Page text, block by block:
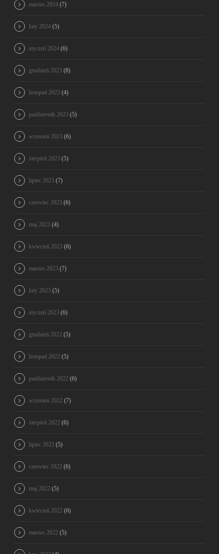
marzec 2024 (7)
luty 2024 (5)
styczeń 2024 (6)
grudzień 2023 (8)
listopad 2023 (4)
październik 2023 (5)
wrzesień 2023 (6)
sierpień 2023 (5)
lipiec 2023 (7)
czerwiec 2023 (6)
maj 2023 (4)
kwiecień 2023 (6)
marzec 2023 (7)
luty 2023 (5)
styczeń 2023 (6)
grudzień 2022 (5)
listopad 2022 (5)
październik 2022 (6)
wrzesień 2022 (7)
sierpień 2022 (6)
lipiec 2022 (5)
czerwiec 2022 (6)
maj 2022 (5)
kwiecień 2022 (6)
marzec 2022 (5)